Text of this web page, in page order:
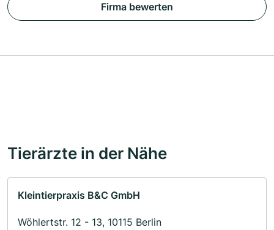
Firma bewerten
Tierärzte in der Nähe
Kleintierpraxis B&C GmbH
Wöhlertstr. 12 - 13, 10115 Berlin